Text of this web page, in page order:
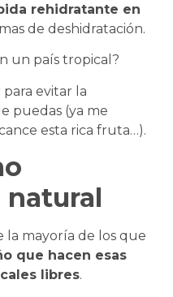
rehidratante en
de deshidratación.
un país tropical?
evitar la
puedas (ya me
esta rica fruta…).
la mayoría de los que
que hacen esas
libres.